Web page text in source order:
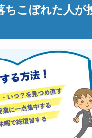
ちこぼれた人が